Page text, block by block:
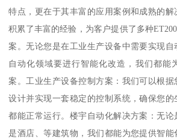
特点，更在于其丰富的应用案例和成熟的
积累了丰富的经验，为客户提供了多种
案。无论您是在工业生产设备中需要实现
自动化领域要进行智能化改造，我们都能
案。工业生产设备控制方案：我们可以根据
设计并实现一套稳定的控制系统，确保您
都能正常运行。楼宇自动化解决方案：无
是酒店、等建筑物，我们都能为您提供智